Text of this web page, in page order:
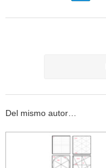
Del mismo autor…